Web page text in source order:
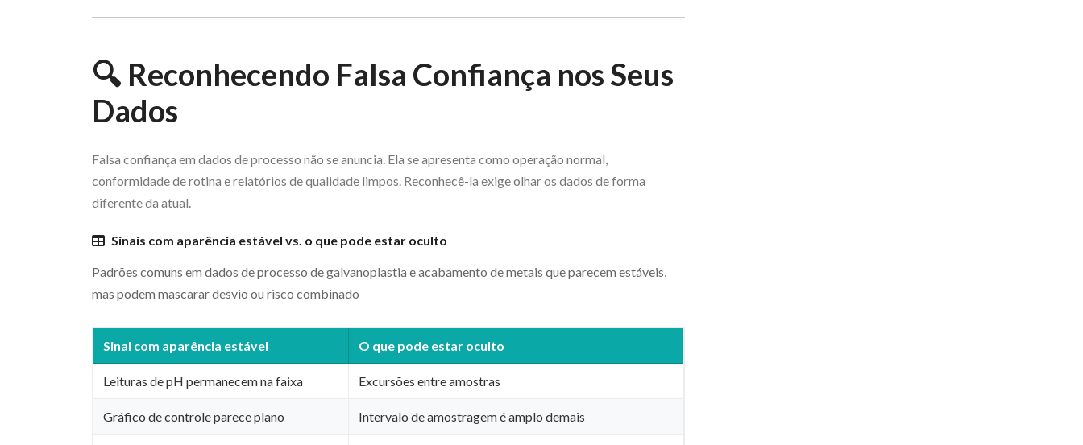
🔍 Reconhecendo Falsa Confiança nos Seus
Dados
Falsa confiança em dados de processo não se anuncia. Ela se apresenta como operação normal,
conformidade de rotina e relatórios de qualidade limpos. Reconhecê-la exige olhar os dados de forma
diferente da atual.
Sinais com aparência estável vs. o que pode estar oculto
Padrões comuns em dados de processo de galvanoplastia e acabamento de metais que parecem estáveis,
mas podem mascarar desvio ou risco combinado
Sinal com aparência estável O que pode estar oculto
Leituras de pH permanecem na faixa Excursões entre amostras
Gráfico de controle parece plano Intervalo de amostragem é amplo demais